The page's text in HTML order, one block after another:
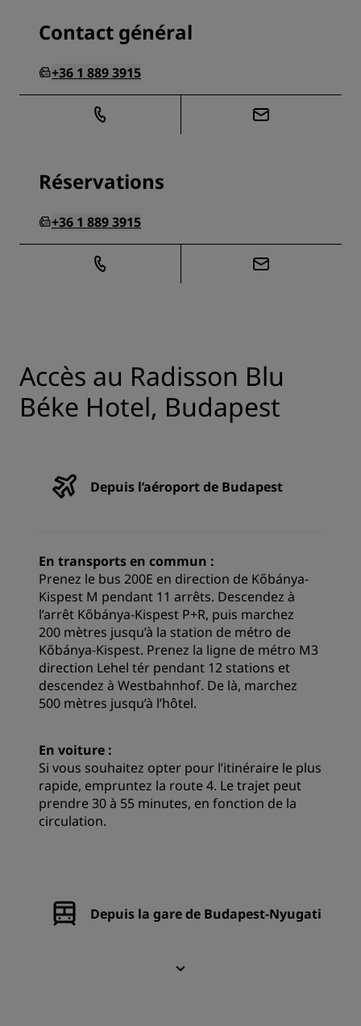
Contact général
+36 1 889 3915
Réservations
+36 1 889 3915
Accès au Radisson Blu
Béke Hotel, Budapest
Depuis l’aéroport de Budapest
En transports en commun :
Prenez le bus 200E en direction de Kőbánya-
Kispest M pendant 11 arrêts. Descendez à
l’arrêt Kőbánya-Kispest P+R, puis marchez
200 mètres jusqu’à la station de métro de
Kőbánya-Kispest. Prenez la ligne de métro M3
direction Lehel tér pendant 12 stations et
descendez à Westbahnhof. De là, marchez
500 mètres jusqu’à l’hôtel.
En voiture :
Si vous souhaitez opter pour l’itinéraire le plus
rapide, empruntez la route 4. Le trajet peut
prendre 30 à 55 minutes, en fonction de la
circulation.
Depuis la gare de Budapest-Nyugati